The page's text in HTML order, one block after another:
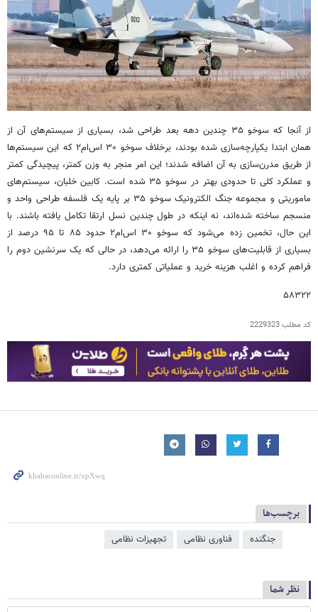
از آنجا که سوخو ۳۵ چندین دهه بعد طراحی شد، بسیاری از سیستم‌های آن از
همان ابتدا یکپارچه‌سازی شده بودند، برخلاف سوخو ۳۰ اس‌ام۲ که این سیستم‌ها
از طریق مدرن‌سازی به آن اضافه شدند؛ این امر منجر به وزن کمتر، پیچیدگی کمتر
و عملکرد کلی تا حدودی بهتر در سوخو ۳۵ شده است. کابین خلبان، سیستم‌های
ماموریتی و مجموعه جنگ الکترونیک سوخو ۳۵ بر پایه یک فلسفه طراحی واحد و
منسجم ساخته شده‌اند، نه اینکه در طول چندین نسل ارتقا تکامل یافته باشند. با
این حال، تخمین زده می‌شود که سوخو ۳۰ اس‌ام۲ حدود ۸۵ تا ۹۵ درصد از
بسیاری از قابلیت‌های سوخو ۳۵ را ارائه می‌دهد، در حالی که یک سرنشین دوم را
فراهم کرده و اغلب هزینه خرید و عملیاتی کمتری دارد.
۵۸۳۲۲
کد مطلب2229323
برچسب‌ها
جنگنده فناوری نظامی تجهیزات نظامی
نظر شما